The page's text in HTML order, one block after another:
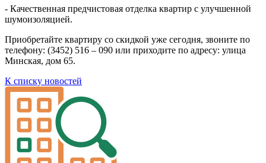
- Качественная предчистовая отделка квартир с улучшенной
шумоизоляцией.
Приобретайте квартиру со скидкой уже сегодня, звоните по
телефону: (3452) 516 – 090 или приходите по адресу: улица
Минская, дом 65.
К списку новостей